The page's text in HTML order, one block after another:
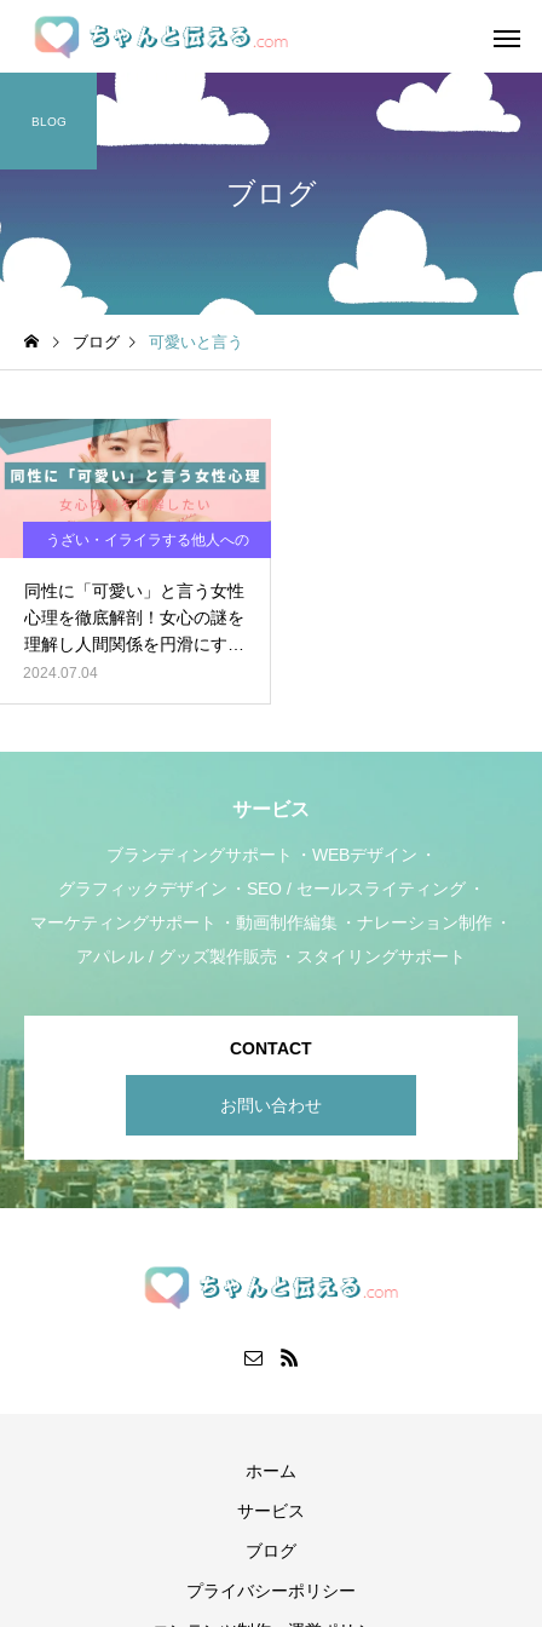
ブログ
BLOG
ブログ 可愛いと言う
うざい・イライラする他人への
同性に「可愛い」と言う女性
心理を徹底解剖！女心の謎を
理解し人間関係を円滑にする
方法
2024.07.04
サービス
ブランディングサポート
WEBデザイン
グラフィックデザイン
SEO / セールスライティング
マーケティングサポート
動画制作編集
ナレーション制作
アパレル / グッズ製作販売
スタイリングサポート
CONTACT
お問い合わせ
ホーム
サービス
ブログ
プライバシーポリシー